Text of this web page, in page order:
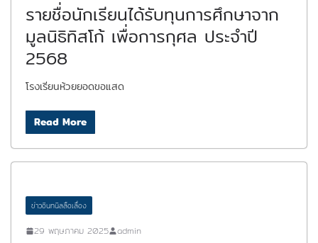
รายชื่อนักเรียนได้รับทุนการศึกษาจาก
มูลนิธิทิสโก้ เพื่อการกุศล ประจำปี
2568
โรงเรียนห้วยยอดขอแสด
Read More
ข่าวอินทนิลลือเลื่อง
29 พฤษภาคม 2025 admin